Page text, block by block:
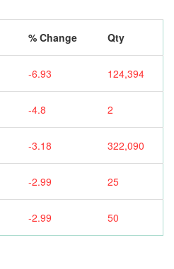
% Change Qty
-6.93 124,394
-4.8 2
-3.18 322,090
-2.99 25
-2.99 50